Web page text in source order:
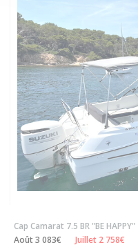
Cap Camarat 7.5 BR "BE HAPPY"
Août 3 083€
Juillet 2 758€